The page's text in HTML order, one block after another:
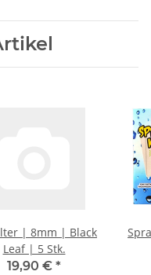
| 8mm | Black
Leaf | 5 Stk.
19,90 € *